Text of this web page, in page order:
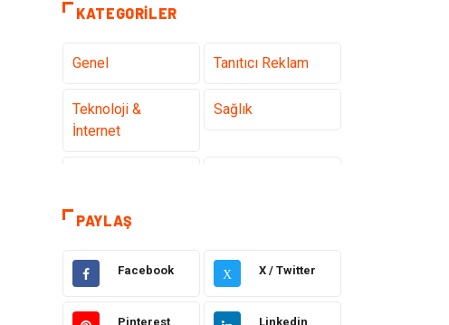
KATEGORILER
Genel Tanıtıcı Reklam
Teknoloji &
İnternet
Sağlık
Hukuk
Elektronik Makine
Güzellik & Bakım Dekorasyon
PAYLAŞ
Facebook X X / Twitter
Pinterest Linkedin